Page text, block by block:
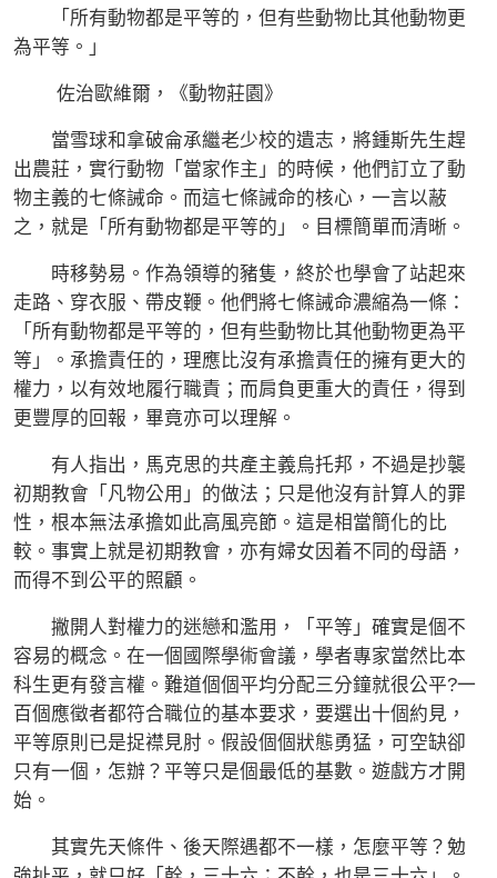
「所有動物都是平等的，但有些動物比其他動物更
為平等。」
佐治歐維爾，《動物莊園》
當雪球和拿破侖承繼老少校的遺志，將鍾斯先生趕
出農莊，實行動物「當家作主」的時候，他們訂立了動
物主義的七條誡命。而這七條誡命的核心，一言以蔽
之，就是「所有動物都是平等的」。目標簡單而清晰。
時移勢易。作為領導的豬隻，終於也學會了站起來
走路、穿衣服、帶皮鞭。他們將七條誡命濃縮為一條：
「所有動物都是平等的，但有些動物比其他動物更為平
等」。承擔責任的，理應比沒有承擔責任的擁有更大的
權力，以有效地履行職責；而肩負更重大的責任，得到
更豐厚的回報，畢竟亦可以理解。
有人指出，馬克思的共產主義烏托邦，不過是抄襲
初期教會「凡物公用」的做法；只是他沒有計算人的罪
性，根本無法承擔如此高風亮節。這是相當簡化的比
較。事實上就是初期教會，亦有婦女因着不同的母語，
而得不到公平的照顧。
撇開人對權力的迷戀和濫用，「平等」確實是個不
容易的概念。在一個國際學術會議，學者專家當然比本
科生更有發言權。難道個個平均分配三分鐘就很公平?一
百個應徵者都符合職位的基本要求，要選出十個約見，
平等原則已是捉襟見肘。假設個個狀態勇猛，可空缺卻
只有一個，怎辦？平等只是個最低的基數。遊戲方才開
始。
其實先天條件、後天際遇都不一樣，怎麼平等？勉